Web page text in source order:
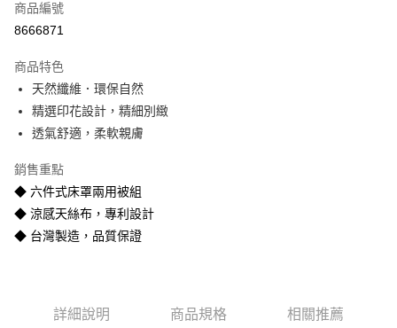
LINE Pay
街口支付
悠遊付
全盈+PAY
AFTEE先享後付
相關說明
１．簡單：不需註冊會員、不需綁卡、不需儲值。
２．便利：只要手機號碼，簡訊認證，即可結帳。
運送方式
商品編號
8666871
商品特色
天然纖維．環保自然
精選印花設計，精細別緻
透氣舒適，柔軟親膚
銷售重點
◆ 六件式床罩兩用被組
◆ 涼感天絲布，專利設計
◆ 台灣製造，品質保證
詳細說明 商品規格 相關推薦